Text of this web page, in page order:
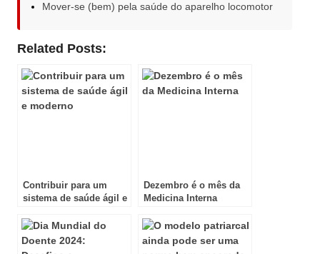
Mover-se (bem) pela saúde do aparelho locomotor
Related Posts:
Contribuir para um
sistema de saúde ágil e
Dezembro é o mês da
Medicina Interna